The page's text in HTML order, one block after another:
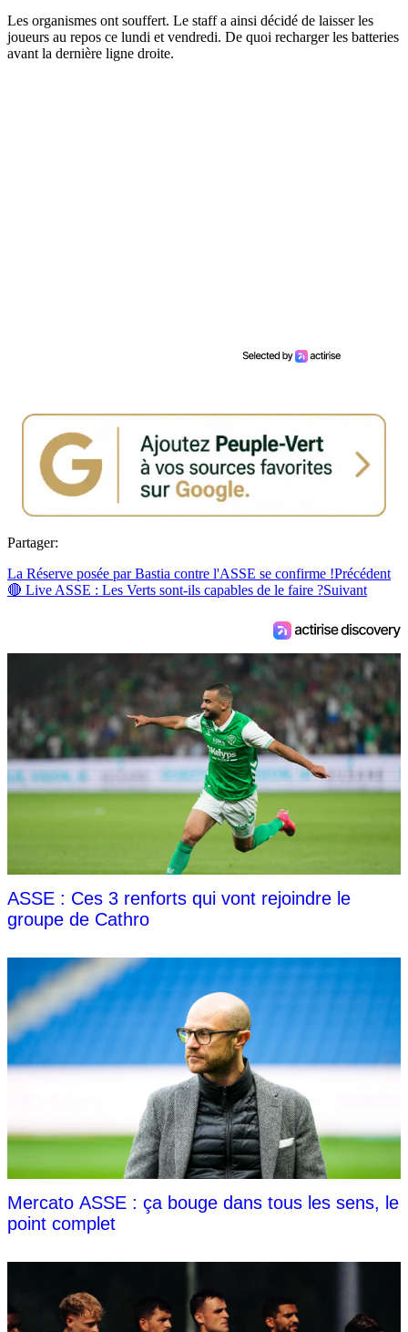
Les organismes ont souffert. Le staff a ainsi décidé de laisser les
joueurs au repos ce lundi et vendredi. De quoi recharger les batteries
avant la dernière ligne droite.
Partager:
La Réserve posée par Bastia contre l'ASSE se confirme !Précédent
🔴 Live ASSE : Les Verts sont-ils capables de le faire ?Suivant
ASSE : Ces 3 renforts qui vont rejoindre le
groupe de Cathro
Mercato ASSE : ça bouge dans tous les sens, le
point complet